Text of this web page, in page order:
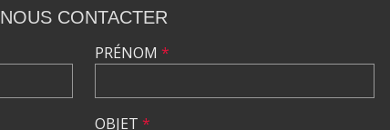
NOUS CONTACTER
PRÉNOM *
OBJET *